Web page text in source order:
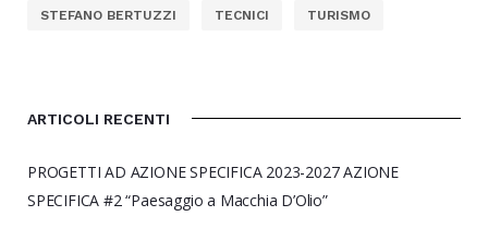
STEFANO BERTUZZI TECNICI TURISMO
ARTICOLI RECENTI
PROGETTI AD AZIONE SPECIFICA 2023-2027 AZIONE
SPECIFICA #2 “Paesaggio a Macchia D’Olio”